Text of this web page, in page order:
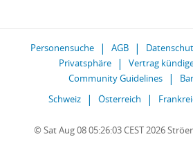
Personensuche AGB
Privatsphäre
Vertrag
Community Guidelines
Schweiz
Österreich
© Sat Aug 08 05:26:03 CEST 2026